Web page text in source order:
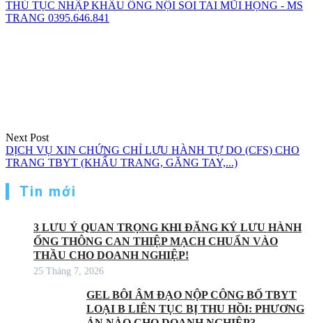
THỦ TỤC NHẬP KHẨU ỐNG NỘI SOI TAI MŨI HỌNG - MS
TRANG 0395.646.841
Next Post
DỊCH VỤ XIN CHỨNG CHỈ LƯU HÀNH TỰ DO (CFS) CHO
TRANG TBYT (KHẨU TRANG, GĂNG TAY,...)
Tin mới
3 LƯU Ý QUAN TRỌNG KHI ĐĂNG KÝ LƯU HÀNH
ỐNG THÔNG CAN THIỆP MẠCH CHUẨN VÀO
THẦU CHO DOANH NGHIỆP!
25 Tháng 7, 2026
GEL BÔI ÂM ĐẠO NỘP CÔNG BỐ TBYT
LOẠI B LIÊN TỤC BỊ THU HỒI: PHƯƠNG